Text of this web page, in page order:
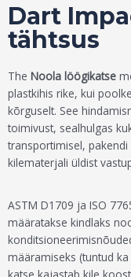
Dart
tähtsus
The Noola löögikatse
plastkihis rike, kui
kõrguselt. See
toimivust, sealhulgas
transportimisel,
kilematerjali üldist
ASTM D1709 ja ISO
määratakse kindlaks
määramiseks (tuntud ka